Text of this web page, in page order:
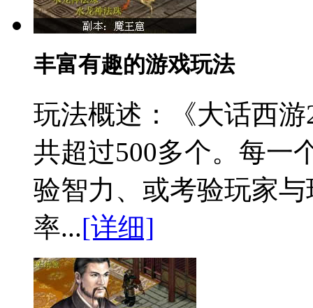
丰富有趣的游戏玩法
玩法概述：
《大话西
共超过500多个。每一
验智力、或考验玩家
率...[详细]